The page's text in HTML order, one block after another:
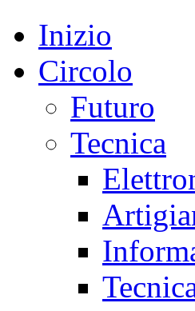
Inizio
Circolo
Futuro
Tecnica